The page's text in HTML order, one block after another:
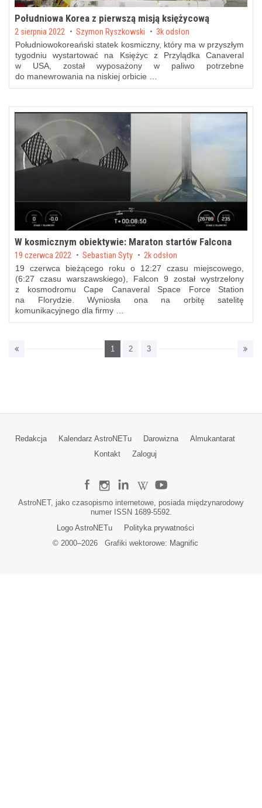
Południowa Korea z pierwszą misją księżycową
Posted on
2 sierpnia 2022 bySzymon Ryszkowski 3k odsłon
Południowokoreański statek kosmiczny, który ma w przyszłym
tygodniu wystartować na Księżyc z Przylądka Canaveral
w USA, został wyposażony w paliwo potrzebne
do manewrowania na niskiej orbicie …
W kosmicznym obiektywie: Maraton startów Falcona
Posted on
19 czerwca 2022 bySebastian Syty 2k odsłon
19 czerwca bieżącego roku o 12:27 czasu miejscowego,
(6:27 czasu warszawskiego), Falcon 9 został wystrzelony
z kosmodromu Cape Canaveral Space Force Station
na Florydzie. Wyniosła ona na orbitę satelitę
komunikacyjnego dla firmy …
1 2 3
Redakcja Kalendarz AstroNETu Darowizna
Almukantarat
Kontakt
Zaloguj
AstroNET, jako czasopismo internetowe, posiada międzynarodowy
numer ISSN 1689-5592.
Logo AstroNETu
Polityka prywatności
© 2000–2026Grafiki wektorowe: Magnific